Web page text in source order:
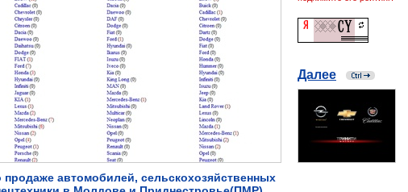
автомобилей, сельскохозяйственных
Далее